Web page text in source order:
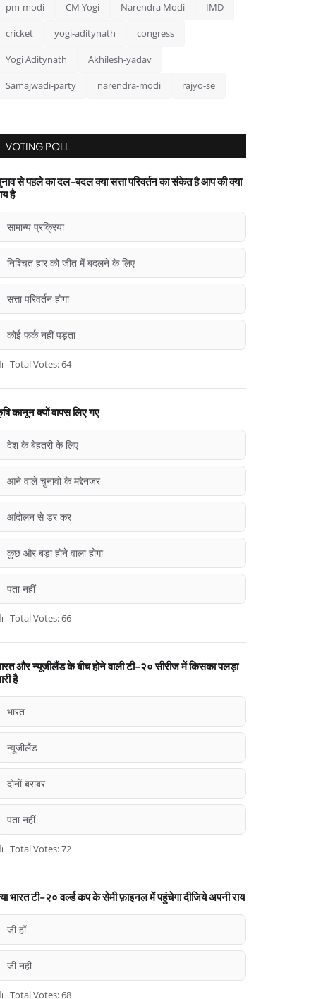
pm-modi CM Yogi Narendra Modi IMD
cricket yogi-aditynath congress
Yogi Aditynath Akhilesh-yadav
Samajwadi-party narendra-modi rajyo-se
VOTING POLL
से पहले का दल-बदल क्या सत्ता परिवर्तन का संकेत है आप की क्या
है
सामान्य प्रक्रिया
निश्चित हार को जीत में बदलने के लिए
सत्ता परिवर्तन होगा
कोई फर्क नहीं पड़ता
Total Votes: 64
कानून क्यों वापस लिए गए
देश के बेहतरी के लिए
आने वाले चुनावो के मद्देनज़र
आंदोलन से डर कर
कुछ और बड़ा होने वाला होगा
पता नहीं
Total Votes: 66
और न्यूजीलैंड के बीच होने वाली टी-२० सीरीज में किसका पलड़ा
है
भारत
न्यूजीलैंड
दोनों बराबर
पता नहीं
Total Votes: 72
भारत टी-२० वर्ल्ड कप के सेमी फ़ाइनल में पहुंचेगा दीजिये अपनी राय
जी हाँ
जी नहीं
Total Votes: 68